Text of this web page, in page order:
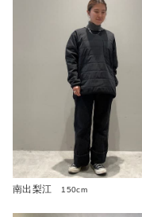
南出梨江 150cm